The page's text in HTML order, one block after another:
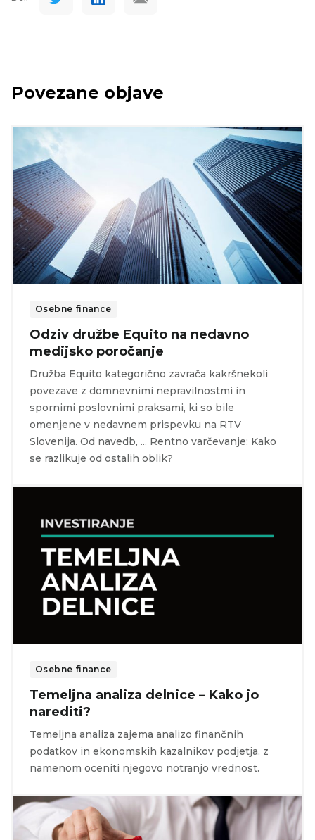
Povezane objave
Osebne finance
Odziv družbe Equito na nedavno
medijsko poročanje
Družba Equito kategorično zavrača kakršnekoli
povezave z domnevnimi nepravilnostmi in
spornimi poslovnimi praksami, ki so bile
omenjene v nedavnem prispevku na RTV
Slovenija. Od navedb, ... Rentno varčevanje: Kako
se razlikuje od ostalih oblik?
Osebne finance
Temeljna analiza delnice – Kako jo
narediti?
Temeljna analiza zajema analizo finančnih
podatkov in ekonomskih kazalnikov podjetja, z
namenom oceniti njegovo notranjo vrednost.